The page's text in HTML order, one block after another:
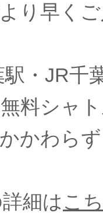
り早く
・JR千
料シャ
かわら
細は こ